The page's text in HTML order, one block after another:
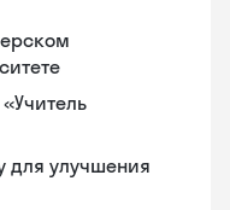
для улучшения